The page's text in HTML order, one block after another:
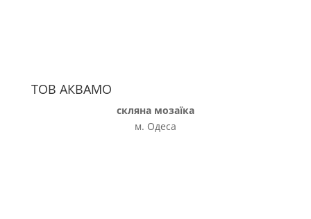
ТОВ АКВАМО
скляна мозаїка
м. Одеса